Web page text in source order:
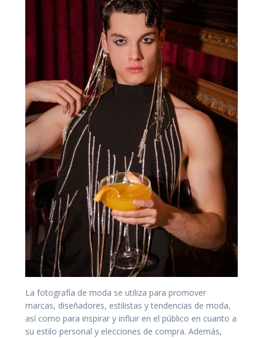
La fotografía de moda se utiliza para promover
marcas, diseñadores, estilistas y tendencias de moda,
así como para inspirar y influir en el público en cuanto a
su estilo personal y elecciones de compra. Además,